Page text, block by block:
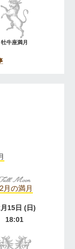
牡牛座満月
月の満月
15日 (日)
18:01